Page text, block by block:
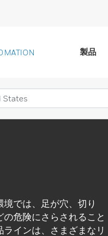
製品
では、足が穴、切り
危険にさらされること
インは、さまざまなリ